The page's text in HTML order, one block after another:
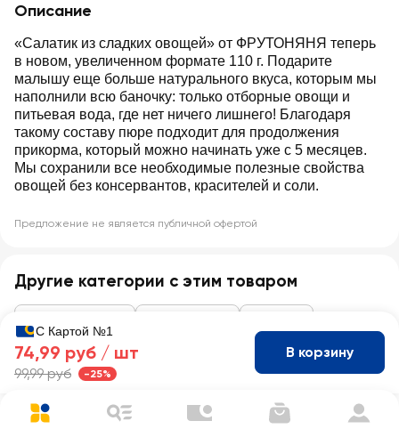
Описание
«Салатик из сладких овощей» от ФРУТОНЯНЯ теперь
в новом, увеличенном формате 110 г. Подарите
малышу еще больше натурального вкуса, которым мы
наполнили всю баночку: только отборные овощи и
питьевая вода, где нет ничего лишнего! Благодаря
такому составу пюре подходит для продолжения
прикорма, который можно начинать уже с 5 месяцев.
Мы сохранили все необходимые полезные свойства
овощей без консервантов, красителей и соли.
Предложение не является публичной офертой
Другие категории с этим товаром
С Картой №1
74,99 руб / шт
99,99 руб -25%
В корзину